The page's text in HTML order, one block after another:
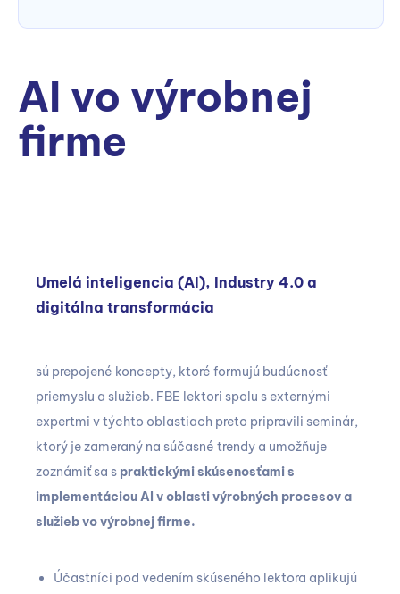
AI vo výrobnej
firme
Umelá inteligencia (AI), Industry 4.0 a
digitálna transformácia
sú prepojené koncepty, ktoré formujú budúcnosť
priemyslu a služieb. FBE lektori spolu s externými
expertmi v týchto oblastiach preto pripravili seminár,
ktorý je zameraný na súčasné trendy a umožňuje
zoznámiť sa s praktickými skúsenosťami s
implementáciou AI v oblasti výrobných procesov a
služieb vo výrobnej firme.
Účastníci pod vedením skúseného lektora aplikujú